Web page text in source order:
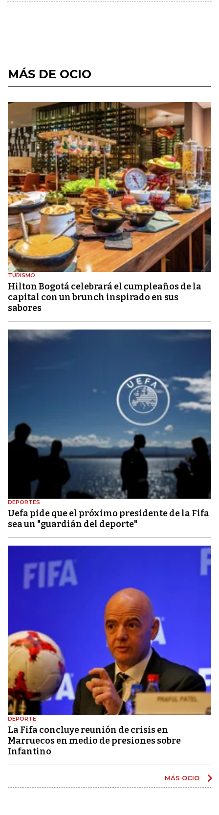
MÁS DE OCIO
TURISMO
Hilton Bogotá celebrará el cumpleaños de la
capital con un brunch inspirado en sus
sabores
DEPORTES
Uefa pide que el próximo presidente de la Fifa
sea un "guardián del deporte"
DEPORTE
La Fifa concluye reunión de crisis en
Marruecos en medio de presiones sobre
Infantino
MÁS OCIO